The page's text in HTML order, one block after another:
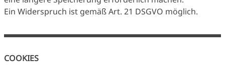
Ein Widerspruch ist gemäß Art. 21 DSGVO möglich.
COOKIES